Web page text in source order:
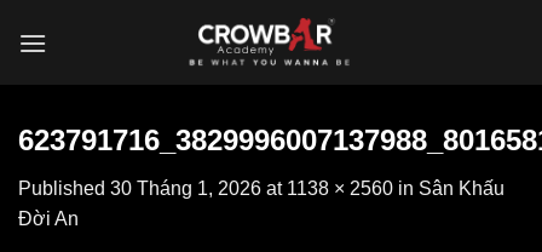
Published 30 Tháng 1, 2026 at 1138 × 2560 in Sân Khấu
Đời An